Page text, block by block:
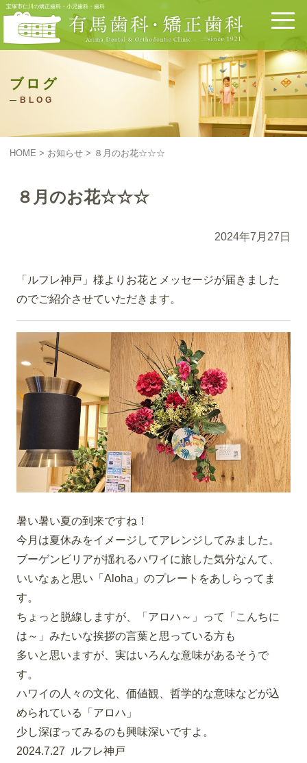
宝塚市仁川の矯正歯科・小児歯科・歯科
ブログ
BLOG
HOME > お知らせ > ８月のお花☆☆☆
８月のお花☆☆☆
2024年7月27日
「ルフレ神戸」様よりお花とメッセージが届きました
のでご紹介させていただきます。
暑い暑い夏の到来ですね！
今月は夏休みをイメージしてアレンジしてみました。
ブーゲンビリアが揺れるハワイに旅した気分なんて、
いいなぁと思い「Aloha 」のプレートをあしらってま
す。
ちょっと脱線しますが、「アロハ～」って
「こんちに
は～」みたいな挨拶の言葉と思っている方も
多いと思いますが、実はいろんな意味があるそうで
す。
ハワイの人々の文化、価値観、哲学的な意味などが込
められている「アロハ」
少し深ぼってみるのも興味深いですよ。
2024.7.27 ルフレ神戸